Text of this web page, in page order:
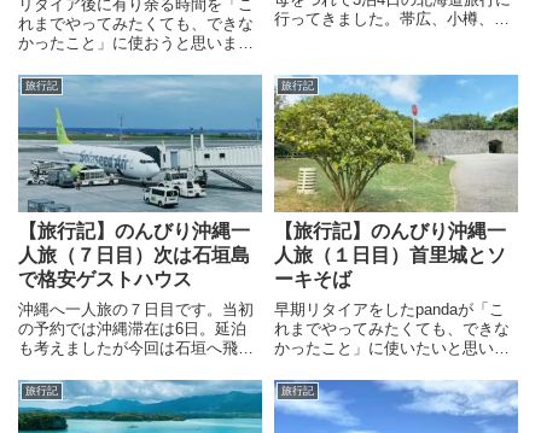
リタイア後に有り余る時間を「こ
れまでやってみたくても、できな
かったこと」に使おうと思いまし
た。行き先は沖縄、梅雨前のこの
時期がベストシーズンと聞きます
ので、細かい計画は決めずに行っ
てきます！
行ってきました。帯広、小樽、函
旅行記
【旅行記】のんびり沖縄一
人旅（７日目）次は石垣島
で格安ゲストハウス
沖縄へ一人旅の７日目です。当初
の予約では沖縄滞在は6日。延泊
も考えましたが今回は石垣へ飛ぶ
行っとかないと人生何があるかわ
かりませんから。。急遽飛行機と
宿泊場所を確保して石垣島へ。旅
旅行記
【旅行記】のんびり沖縄一
人旅（１日目）首里城とソ
ーキそば
早期リタイアをしたpandaが「こ
れまでやってみたくても、できな
かったこと」に使いたいと思い、
た。今回は沖縄旅行1日目は、福
岡空港出発～那覇空港到着、ゲス
トハウスの様子、と1日目の夕食
旅行記 旅行記